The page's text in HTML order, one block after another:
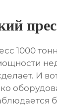
1000 тонн
И